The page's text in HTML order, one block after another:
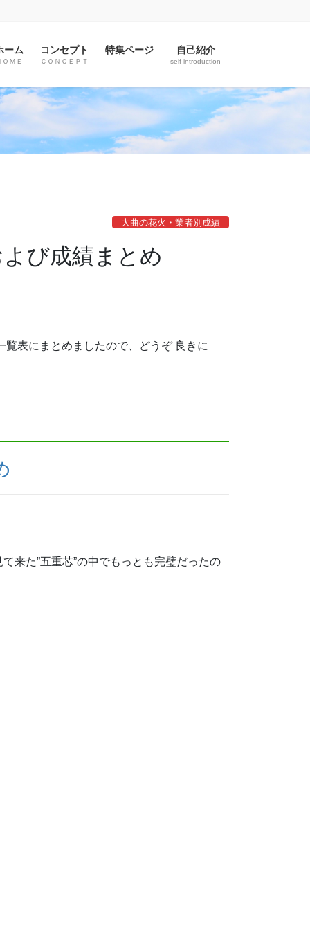
ーム
ＯＭＥ
コンセプト
ＣＯＮＣＥＰＴ
特集ページ 自己紹介
self-introduction
大曲の花火・業者別成績
び成績まとめ
表にまとめましたので、どうぞ 良きに
来た”五重芯”の中でもっとも完璧だったの